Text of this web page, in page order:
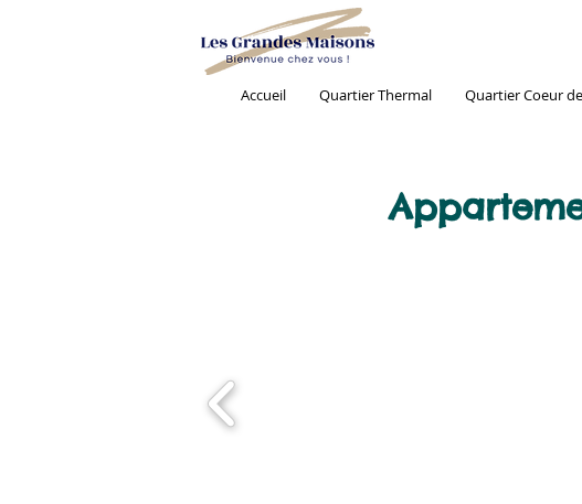
Accueil Quartier Thermal Quartier Coeur